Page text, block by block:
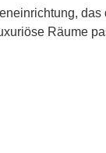
das
Räume